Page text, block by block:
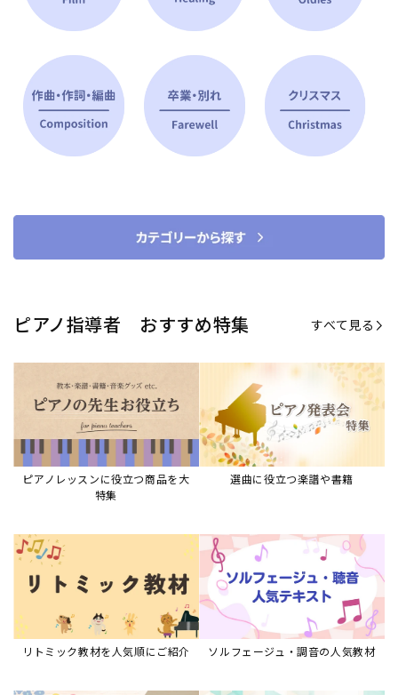
ピアノ指導者 おすすめ特集 すべて見る
ピアノレッスンに役立つ商品を大
特集
選曲に役立つ楽譜や書籍
リトミック教材を人気順にご紹介 ソルフェージュ・調音の人気教材